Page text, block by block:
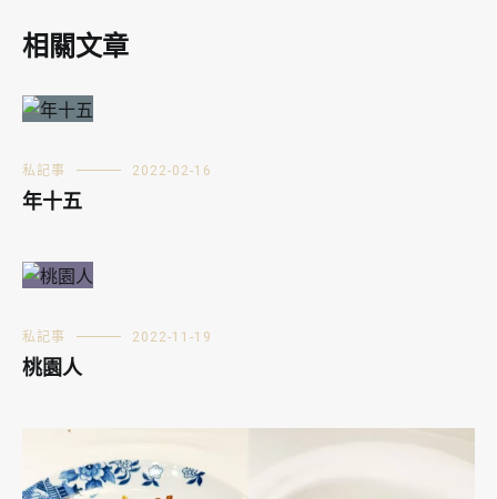
相關文章
私記事 2022-02-16
年十五
私記事 2022-11-19
桃園人